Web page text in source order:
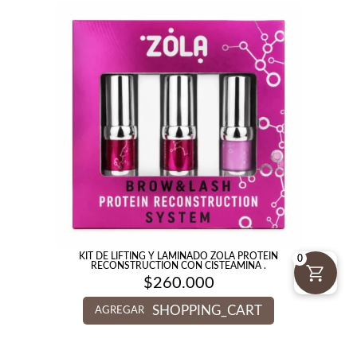
KIT DE LIFTING Y LAMINADO ZOLA PROTEIN
RECONSTRUCTION CON CISTEAMINA .
$260.000
AGREGAR SHOPPING_CART
0